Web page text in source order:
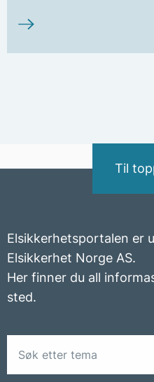
Til
Elsikkerhetsportalen er
Elsikkerhet Norge AS.
Her finner du all
sted.